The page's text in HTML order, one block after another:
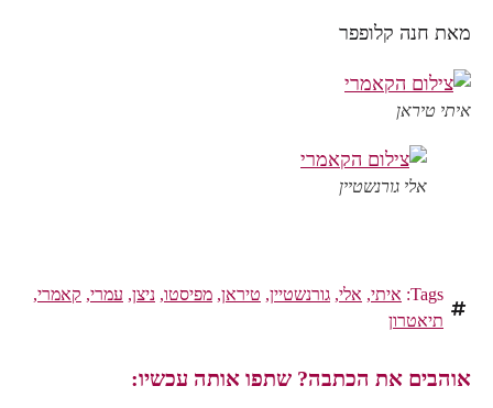
מאת חנה קלופפר
איתי טיראן
אלי גורנשטיין
Tags: איתי, אלי, גורנשטיין, טיראן, מפיסטו, ניצן, עמרי, קאמרי,
תיאטרון
אוהבים את הכתבה? שתפו אותה עכשיו: